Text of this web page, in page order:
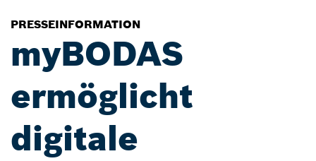
PRESSEINFORMATION
myBODAS
ermöglicht
digitale